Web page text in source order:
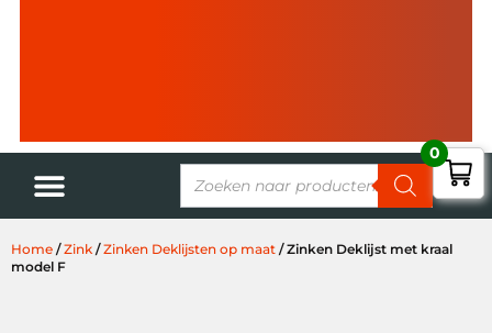
Home /Zink /Zinken Deklijsten op maat / Zinken Deklijst met kraal
model F
0